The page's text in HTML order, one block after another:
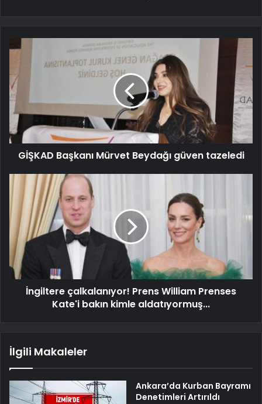
GİŞKAD Başkanı Mürvet Beydağı güven tazeledi
İngiltere çalkalanıyor! Prens William Prenses
Kate'i bakın kimle aldatıyormuş...
İlgili Makaleler
Ankara’da Kurban Bayramı
Denetimleri Artırıldı